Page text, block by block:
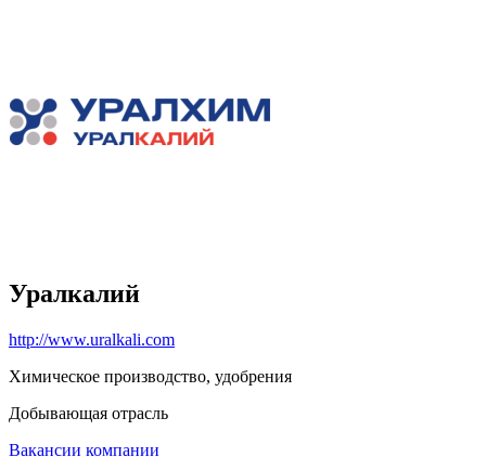
Уралкалий
http://www.uralkali.com
Химическое производство, удобрения
Добывающая отрасль
Вакансии компании